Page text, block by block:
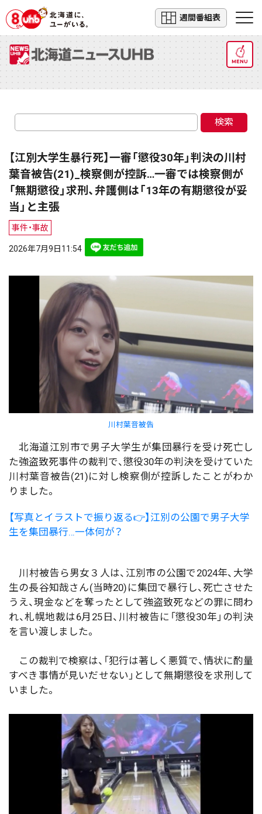
週間番組表
MENU
検索
【江別大学生暴行死】一審「懲役30年」判決の川村
葉音被告(21)_検察側が控訴…一審では検察側が
「無期懲役」求刑、弁護側は「13年の有期懲役が妥
当」と主張
事件・事故
2026年7月9日11:54
川村葉音被告
北海道江別市で男子大学生が集団暴行を受け死亡し
た強盗致死事件の裁判で、懲役30年の判決を受けていた
川村葉音被告(21)に対し検察側が控訴したことがわか
りました。
【写真とイラストで振り返る👉】江別の公園で男子大学
生を集団暴行…一体何が？
川村被告ら男女３人は、江別市の公園で2024年、大学
生の長谷知哉さん(当時20)に集団で暴行し、死亡させた
うえ、現金などを奪ったとして強盗致死などの罪に問わ
れ、札幌地裁は6月25日、川村被告に「懲役30年」の判決
を言い渡しました。
この裁判で検察は、「犯行は著しく悪質で、情状に酌量
すべき事情が見いだせない」として無期懲役を求刑して
いました。